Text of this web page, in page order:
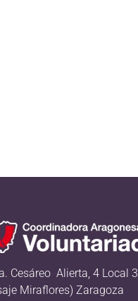
Cesáreo Alierta, 4 Local 3
Miraflores) Zaragoza